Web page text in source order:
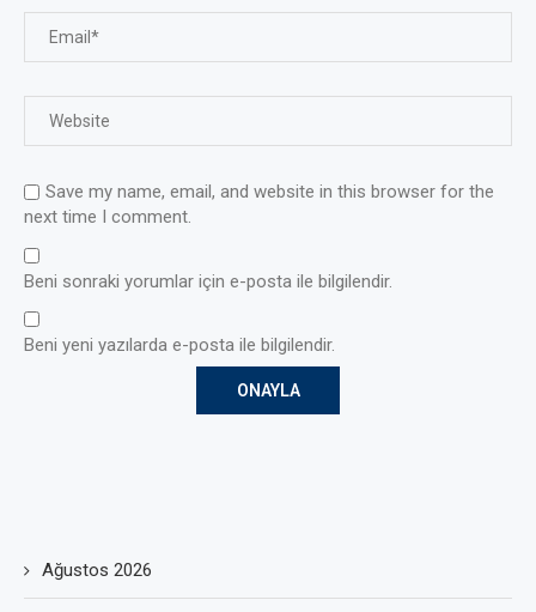
Save my name, email, and website in this browser for the
next time I comment.
Beni sonraki yorumlar için e-posta ile bilgilendir.
Beni yeni yazılarda e-posta ile bilgilendir.
Ağustos 2026